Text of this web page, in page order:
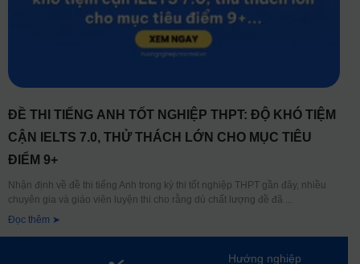
ĐỀ THI TIẾNG ANH TỐT NGHIỆP THPT: ĐỘ KHÓ TIỆM
CẬN IELTS 7.0, THỬ THÁCH LỚN CHO MỤC TIÊU
ĐIỂM 9+
Nhận định về đề thi tiếng Anh trong kỳ thi tốt nghiệp THPT gần đây, nhiều
chuyên gia và giáo viên luyện thi cho rằng dù chất lượng đề đã
Đọc thêm ➤
Hướng nghiệp